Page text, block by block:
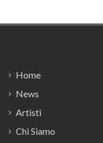
Home
News
Artisti
Chi Siamo